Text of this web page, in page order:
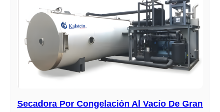
Secadora Por Congelación Al Vacío De Gran